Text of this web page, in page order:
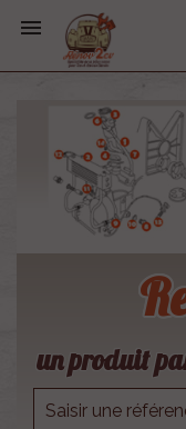

un produit